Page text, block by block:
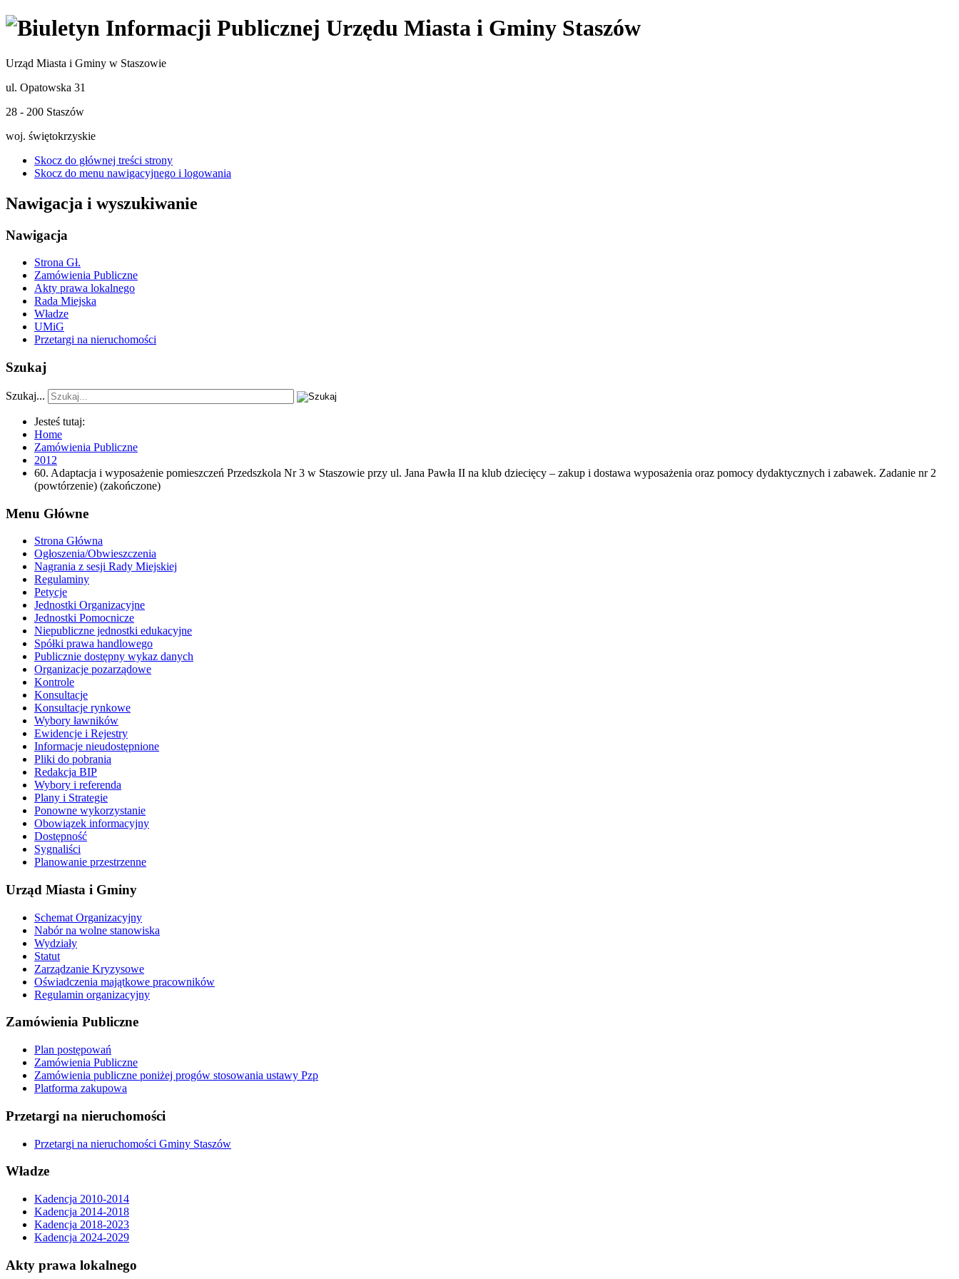
Urząd Miasta i Gminy w Staszowie
ul. Opatowska 31
28 - 200 Staszów
woj. świętokrzyskie
Skocz do głównej treści strony
Skocz do menu nawigacyjnego i logowania
Nawigacja i wyszukiwanie
Nawigacja
Strona Gł.
Zamówienia Publiczne
Akty prawa lokalnego
Rada Miejska
Władze
UMiG
Przetargi na nieruchomości
Szukaj
Szukaj...
Jesteś tutaj:
Home
Zamówienia Publiczne
2012
60. Adaptacja i wyposażenie pomieszczeń Przedszkola Nr 3 w Staszowie przy ul. Jana Pawła II na klub dziecięcy – zakup i dostawa wyposażenia oraz pomocy dydaktycznych i zabawek. Zadanie nr 2
(powtórzenie) (zakończone)
Menu Główne
Strona Główna
Ogłoszenia/Obwieszczenia
Nagrania z sesji Rady Miejskiej
Regulaminy
Petycje
Jednostki Organizacyjne
Jednostki Pomocnicze
Niepubliczne jednostki edukacyjne
Spółki prawa handlowego
Publicznie dostępny wykaz danych
Organizacje pozarządowe
Kontrole
Konsultacje
Konsultacje rynkowe
Wybory ławników
Ewidencje i Rejestry
Informacje nieudostępnione
Pliki do pobrania
Redakcja BIP
Wybory i referenda
Plany i Strategie
Ponowne wykorzystanie
Obowiązek informacyjny
Dostępność
Sygnaliści
Planowanie przestrzenne
Urząd Miasta i Gminy
Schemat Organizacyjny
Nabór na wolne stanowiska
Wydziały
Statut
Zarządzanie Kryzysowe
Oświadczenia majątkowe pracowników
Regulamin organizacyjny
Zamówienia Publiczne
Plan postępowań
Zamówienia Publiczne
Zamówienia publiczne poniżej progów stosowania ustawy Pzp
Platforma zakupowa
Przetargi na nieruchomości
Przetargi na nieruchomości Gminy Staszów
Władze
Kadencja 2010-2014
Kadencja 2014-2018
Kadencja 2018-2023
Kadencja 2024-2029
Akty prawa lokalnego